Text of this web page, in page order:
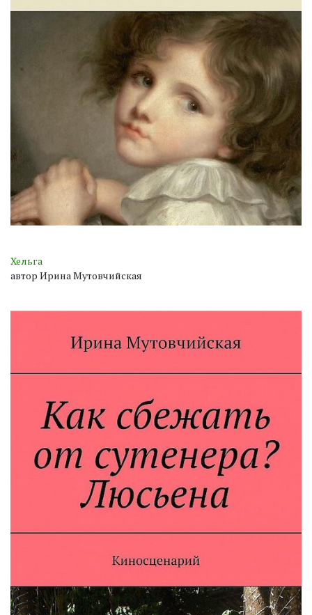
Хельга
автор Ирина Мутовчийская